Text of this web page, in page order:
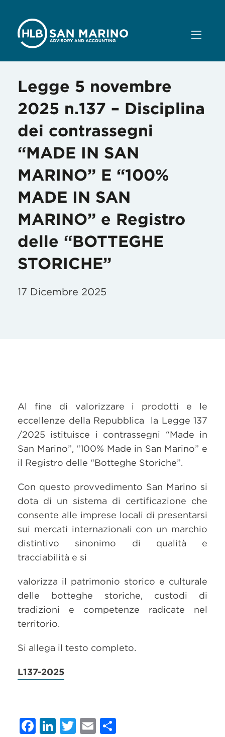
Legge 5 novembre
2025 n.137 – Disciplina
dei contrassegni
“MADE IN SAN
MARINO” E “100%
MADE IN SAN
MARINO” e Registro
delle “BOTTEGHE
STORICHE”
17 Dicembre 2025
Al fine di valorizzare i prodotti e le
eccellenze della Repubblica la Legge 137
/2025 istituisce i contrassegni “Made in
San Marino”, “100% Made in San Marino” e
il Registro delle “Botteghe Storiche”.
Con questo provvedimento San Marino si
dota di un sistema di certificazione che
consente alle imprese locali di presentarsi
sui mercati internazionali con un marchio
distintivo sinonimo di qualità e
tracciabilità e si
valorizza il patrimonio storico e culturale
delle botteghe storiche, custodi di
tradizioni e competenze radicate nel
territorio.
Si allega il testo completo.
L137-2025
Facebook
LinkedIn
Twitter
Email